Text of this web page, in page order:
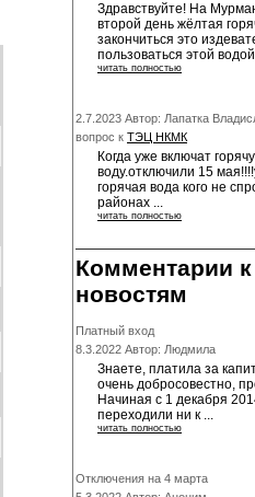
Здравствуйте! На
второй день жёлтая
закончиться это
пользоваться этой
читать полностью
2.7.2023 Автор: Лапатка
вопрос к ТЭЦ НКМК
Когда уже включат
воду.отключили 15
горячая вода кого не
районах ...
читать полностью
Комментарии к
новостям
Платный вход
8.3.2022 Автор: Людмила
Знаете, платила за
очень добросовестно,
Начиная с 1 декабря
переходили ни к ...
читать полностью
Отключения на 4 марта